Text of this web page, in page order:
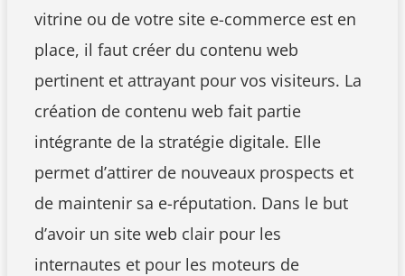
vitrine ou de votre site e-commerce est en
place, il faut créer du contenu web
pertinent et attrayant pour vos visiteurs. La
création de contenu web fait partie
intégrante de la stratégie digitale. Elle
permet d’attirer de nouveaux prospects et
de maintenir sa e-réputation. Dans le but
d’avoir un site web clair pour les
internautes et pour les moteurs de